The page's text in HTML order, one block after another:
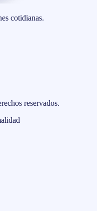
cotidianas.
reservados.